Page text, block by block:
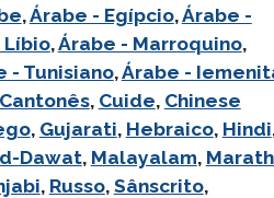
,Árabe - Egípcio,Árabe -
Líbio,Árabe - Marroquino,
- Tunisiano,Árabe -
Cantonês, Cuide, Chinese
, Gujarati, Hebraico, Hindi
Dawat, Malayalam,
, Russo, Sânscrito,